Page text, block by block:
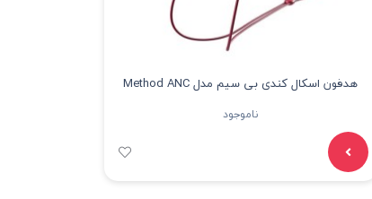
هدفون اسکال کندی بی سیم مدل Method ANC
ناموجود